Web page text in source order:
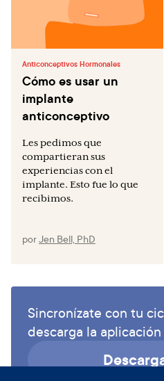
Anticonceptivos Hormonales
Cómo es usar un
implante
anticonceptivo
Les pedimos que
compartieran sus
experiencias con el
implante. Esto fue lo que
recibimos.
porJen Bell, PhD
Sincronízate con tu
descarga la